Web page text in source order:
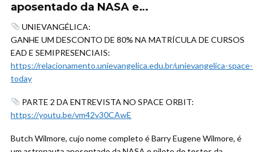
aposentado da NASA e…
UNIEVANGÉLICA:
GANHE UM DESCONTO DE 80% NA MATRÍCULA DE CURSOS
EAD E SEMIPRESENCIAIS:
https://relacionamento.unievangelica.edu.br/unievangelica-space-
today
PARTE 2 DA ENTREVISTA NO SPACE ORBIT:
https://youtu.be/vm42v30CAwE
Butch Wilmore, cujo nome completo é Barry Eugene Wilmore, é